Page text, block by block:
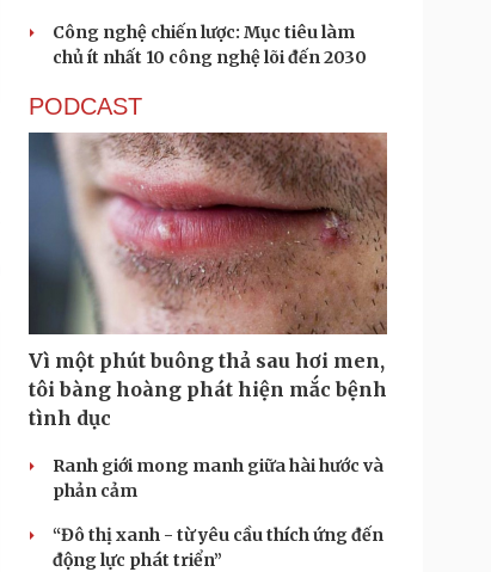
Công nghệ chiến lược: Mục tiêu làm
chủ ít nhất 10 công nghệ lõi đến 2030
PODCAST
Vì một phút buông thả sau hơi men,
tôi bàng hoàng phát hiện mắc bệnh
tình dục
Ranh giới mong manh giữa hài hước và
phản cảm
“Đô thị xanh - từ yêu cầu thích ứng đến
động lực phát triển”